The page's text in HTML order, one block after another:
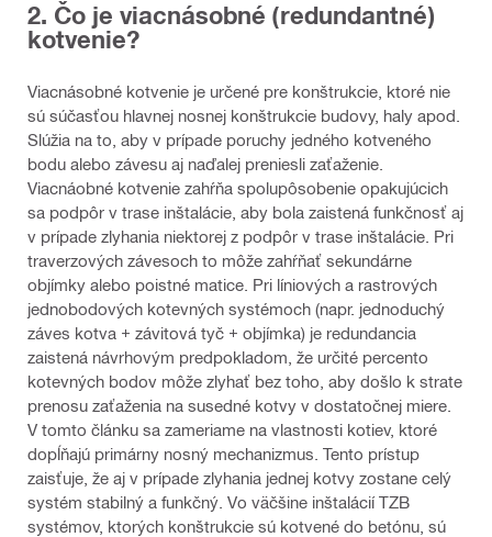
2. Čo je viacnásobné (redundantné)
kotvenie?
Viacnásobné kotvenie je určené pre konštrukcie, ktoré nie
sú súčasťou hlavnej nosnej konštrukcie budovy, haly apod.
Slúžia na to, aby v prípade poruchy jedného kotveného
bodu alebo závesu aj naďalej preniesli zaťaženie.
Viacnáobné kotvenie zahŕňa spolupôsobenie opakujúcich
sa podpôr v trase inštalácie, aby bola zaistená funkčnosť aj
v prípade zlyhania niektorej z podpôr v trase inštalácie. Pri
traverzových závesoch to môže zahŕňať sekundárne
objímky alebo poistné matice. Pri líniových a rastrových
jednobodových kotevných systémoch (napr. jednoduchý
záves kotva + závitová tyč + objímka) je redundancia
zaistená návrhovým predpokladom, že určité percento
kotevných bodov môže zlyhať bez toho, aby došlo k strate
prenosu zaťaženia na susedné kotvy v dostatočnej miere.
V tomto článku sa zameriame na vlastnosti kotiev, ktoré
dopĺňajú primárny nosný mechanizmus. Tento prístup
zaisťuje, že aj v prípade zlyhania jednej kotvy zostane celý
systém stabilný a funkčný. Vo väčšine inštalácií TZB
systémov, ktorých konštrukcie sú kotvené do betónu, sú